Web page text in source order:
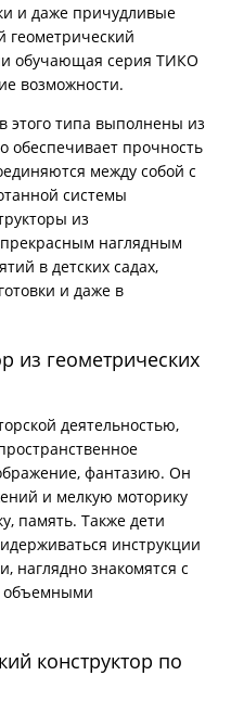
и даже причудливые
геометрический
обучающая серия ТИКО
возможности.
этого типа выполнены из
обеспечивает прочность
между собой с
системы
из
наглядным
в детских садах,
и даже в
из геометрических
деятельностью,
фантазию. Он
и мелкую моторику
память. Также дети
инструкции
наглядно знакомятся с
объемными
конструктор по